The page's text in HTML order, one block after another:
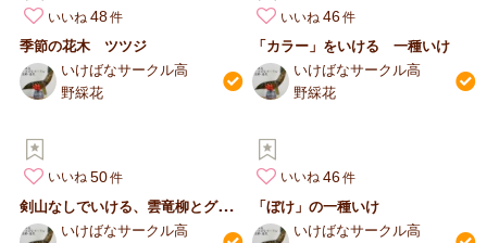
いいね 48
季節の花木 ツツジ
いけばなサークル高
野綵花
いいね 46
「カラー」をいける 一種いけ
いけばなサークル高
野綵花
いいね 50
剣
山なしでいける、雲竜柳とグロリオサのいけばな
いけばなサークル高
いいね 46
「ぼけ」の一種いけ
いけばなサークル高